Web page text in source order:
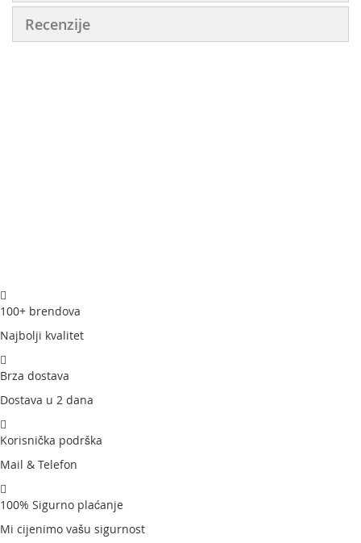
-Pokriva do: 50㎡
-Nivo buke: 26-50dB
Recenzije
100+ brendova
Najbolji kvalitet
Brza dostava
Dostava u 2 dana
Korisnička podrška
Mail & Telefon
100% Sigurno plaćanje
Mi cijenimo vašu sigurnost